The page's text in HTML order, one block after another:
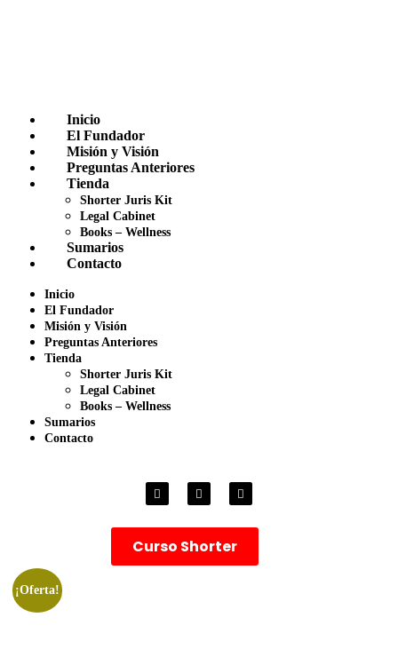
Inicio
El Fundador
Misión y Visión
Preguntas Anteriores
Tienda
Shorter Juris Kit
Legal Cabinet
Books – Wellness
Sumarios
Contacto
Inicio
El Fundador
Misión y Visión
Preguntas Anteriores
Tienda
Shorter Juris Kit
Legal Cabinet
Books – Wellness
Sumarios
Contacto
Curso Shorter
¡Oferta!